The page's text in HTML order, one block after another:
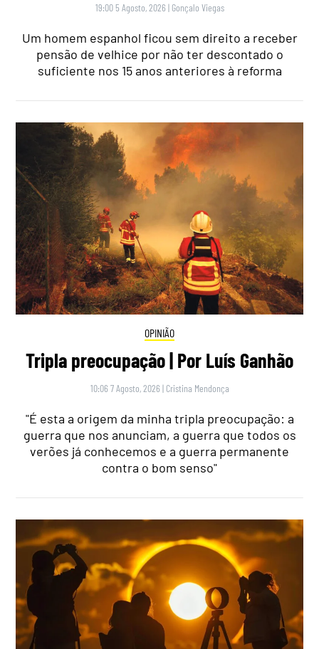
19:00 5 Agosto, 2026 | Gonçalo Viegas
Um homem espanhol ficou sem direito a receber
pensão de velhice por não ter descontado o
suficiente nos 15 anos anteriores à reforma
OPINIÃO
Tripla preocupação | Por Luís Ganhão
10:06 7 Agosto, 2026 | Cristina Mendonça
"É esta a origem da minha tripla preocupação: a
guerra que nos anunciam, a guerra que todos os
verões já conhecemos e a guerra permanente
contra o bom senso"